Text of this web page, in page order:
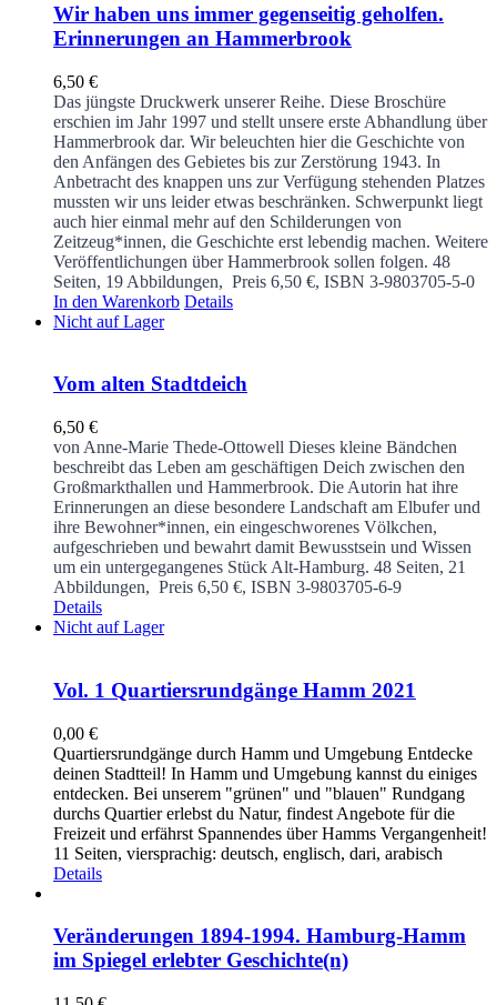
Wir haben uns immer gegenseitig geholfen.
Erinnerungen an Hammerbrook
6,50 €
Das jüngste Druckwerk unserer Reihe. Diese Broschüre
erschien im Jahr 1997 und stellt unsere erste Abhandlung über
Hammerbrook dar. Wir beleuchten hier die Geschichte von
den Anfängen des Gebietes bis zur Zerstörung 1943. In
Anbetracht des knappen uns zur Verfügung stehenden Platzes
mussten wir uns leider etwas beschränken. Schwerpunkt liegt
auch hier einmal mehr auf den Schilderungen von
Zeitzeug*innen, die Geschichte erst lebendig machen. Weitere
Veröffentlichungen über Hammerbrook sollen folgen. 48
Seiten, 19 Abbildungen, Preis 6,50 €, ISBN 3-9803705-5-0
In den Warenkorb Details
Nicht auf Lager
Vom alten Stadtdeich
6,50 €
von Anne-Marie Thede-Ottowell Dieses kleine Bändchen
beschreibt das Leben am geschäftigen Deich zwischen den
Großmarkthallen und Hammerbrook. Die Autorin hat ihre
Erinnerungen an diese besondere Landschaft am Elbufer und
ihre Bewohner*innen, ein eingeschworenes Völkchen,
aufgeschrieben und bewahrt damit Bewusstsein und Wissen
um ein untergegangenes Stück Alt-Hamburg. 48 Seiten, 21
Abbildungen, Preis 6,50 €, ISBN 3-9803705-6-9
Details
Nicht auf Lager
Vol. 1 Quartiersrundgänge Hamm 2021
0,00 €
Quartiersrundgänge durch Hamm und Umgebung Entdecke
deinen Stadtteil! In Hamm und Umgebung kannst du einiges
entdecken. Bei unserem "grünen" und "blauen" Rundgang
durchs Quartier erlebst du Natur, findest Angebote für die
Freizeit und erfährst Spannendes über Hamms Vergangenheit!
11 Seiten, viersprachig: deutsch, englisch, dari, arabisch
Details
Veränderungen 1894-1994. Hamburg-Hamm
im Spiegel erlebter Geschichte(n)